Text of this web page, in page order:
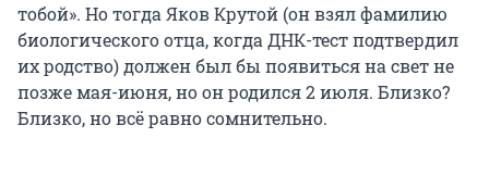
тобой». Но тогда Яков Крутой (он взял фамилию
биологического отца, когда ДНК-тест подтвердил
их родство) должен был бы появиться на свет не
позже мая-июня, но он родился 2 июля. Близко?
Близко, но всё равно сомнительно.